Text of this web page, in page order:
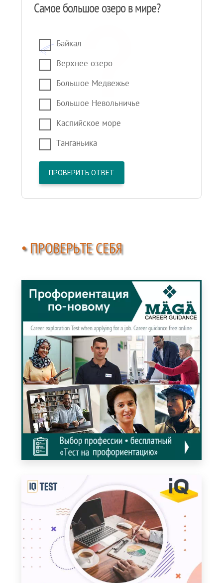
Самое большое озеро в мире?
Байкал
Верхнее озеро
Большое Медвежье
Большое Невольничье
Каспийское море
Танганьика
ПРОВЕРИТЬ ОТВЕТ
• ПРОВЕРЬТЕ СЕБЯ